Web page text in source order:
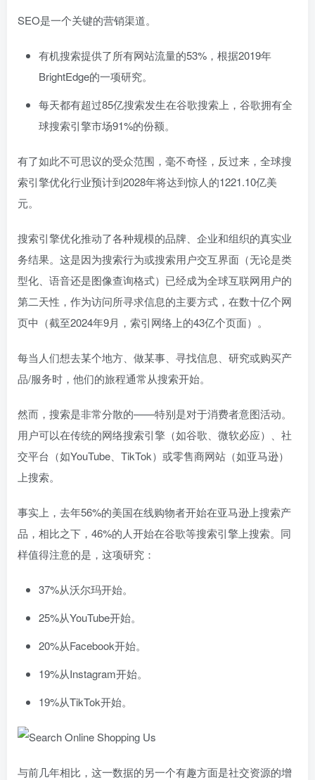
SEO是一个关键的营销渠道。
有机搜索提供了所有网站流量的53%，根据2019年
BrightEdge的一项研究。
每天都有超过85亿搜索发生在谷歌搜索上，谷歌拥有全
球搜索引擎市场91%的份额。
有了如此不可思议的受众范围，毫不奇怪，反过来，全球搜
索引擎优化行业预计到2028年将达到惊人的1221.10亿美
元。
搜索引擎优化推动了各种规模的品牌、企业和组织的真实业
务结果。这是因为搜索行为或搜索用户交互界面（无论是类
型化、语音还是图像查询格式）已经成为全球互联网用户的
第二天性，作为访问所寻求信息的主要方式，在数十亿个网
页中（截至2024年9月，索引网络上的43亿个页面）。
每当人们想去某个地方、做某事、寻找信息、研究或购买产
品/服务时，他们的旅程通常从搜索开始。
然而，搜索是非常分散的——特别是对于消费者意图活动。
用户可以在传统的网络搜索引擎（如谷歌、微软必应）、社
交平台（如YouTube、TikTok）或零售商网站（如亚马逊）
上搜索。
事实上，去年56%的美国在线购物者开始在亚马逊上搜索产
品，相比之下，46%的人开始在谷歌等搜索引擎上搜索。同
样值得注意的是，这项研究：
37%从沃尔玛开始。
25%从YouTube开始。
20%从Facebook开始。
19%从Instagram开始。
19%从TikTok开始。
与前几年相比，这一数据的另一个有趣方面是社交资源的增